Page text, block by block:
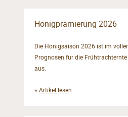
Honigprämierung 2026
Die Honigsaison 2026 ist im
Prognosen für die
aus.
» Artikel lesen